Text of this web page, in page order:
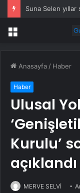
Menü
Anasayfa / Haber
Haber
Ulusal
Kurulu’
açıklandı
MERVE SELVİ